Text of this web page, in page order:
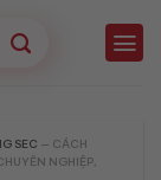
SEC — CÁCH
NGHIỆP,